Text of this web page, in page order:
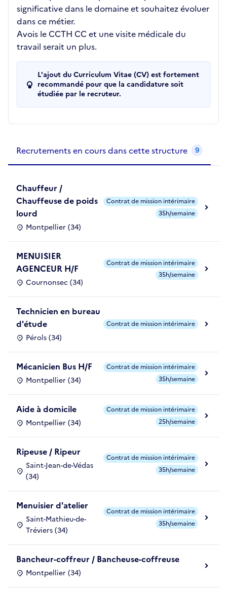
significative dans le domaine et souhaitez évoluer
dans ce métier.
Avois le CCTH CC et une visite médicale du
travail serait un plus.
L'ajout du Curriculum Vitae (CV) est fortement
recommandé pour que la candidature soit
étudiée par le recruteur.
Recrutements en cours dans cette structure 9
Chauffeur /
Chauffeuse de poids
lourd
Montpellier (34)
Contrat de mission intérimaire
35h/semaine
MENUISIER
AGENCEUR H/F
Cournonsec (34)
Contrat de mission intérimaire
35h/semaine
Technicien en bureau
d'étude
Pérols (34)
Contrat de mission intérimaire
Mécanicien Bus H/F
Montpellier (34)
Contrat de mission intérimaire
35h/semaine
Aide à domicile
Montpellier (34)
Contrat de mission intérimaire
25h/semaine
Ripeuse / Ripeur
Saint-Jean-de-Védas
(34)
Contrat de mission intérimaire
35h/semaine
Menuisier d'atelier
Saint-Mathieu-de-
Tréviers (34)
Contrat de mission intérimaire
35h/semaine
Bancheur-coffreur / Bancheuse-coffreuse
Montpellier (34)